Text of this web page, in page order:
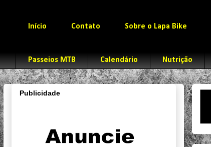
Início Contato Sobre o Lapa Bike
Passeios MTB Calendário Nutrição
Publicidade